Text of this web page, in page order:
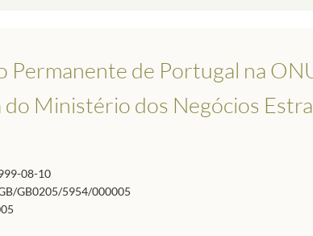
Permanente de Portugal na
Ministério dos Negócios
08-10
GB0205/5954/000005